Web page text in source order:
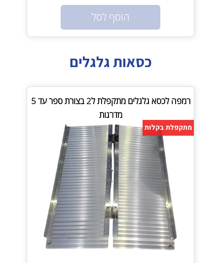
הוסף לסל
כסאות גלגלים
רמפה לכסא גלגלים מתקפלת ל2 בצורת ספר עד 5
מדרגות
מתקפלת בקלות